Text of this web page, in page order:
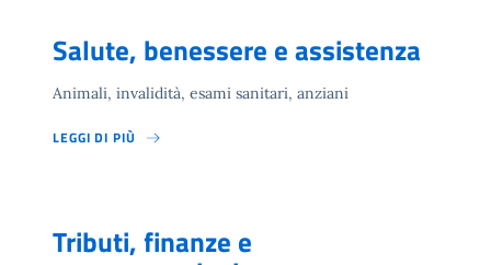
Salute, benessere e assistenza
Animali, invalidità, esami sanitari, anziani
LEGGI DI PIÙ
Tributi, finanze e